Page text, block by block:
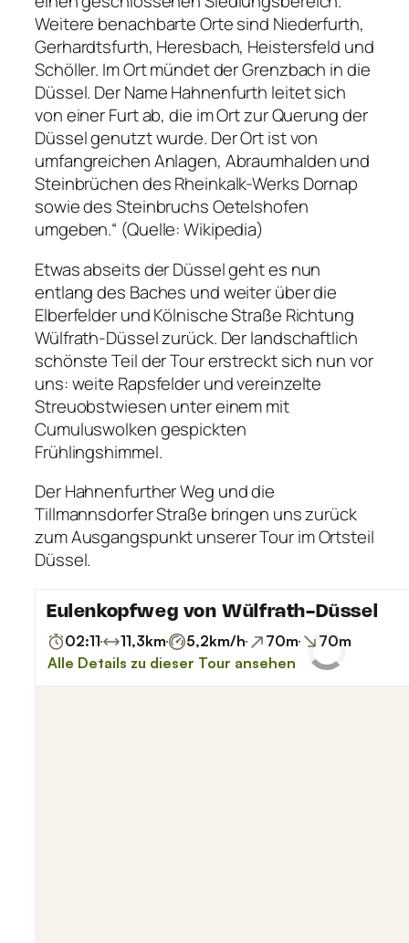
Weitere benachbarte Orte sind Niederfurth,
Gerhardtsfurth, Heresbach, Heistersfeld und
Schöller. Im Ort mündet der Grenzbach in die
Düssel. Der Name Hahnenfurth leitet sich
von einer Furt ab, die im Ort zur Querung der
Düssel genutzt wurde. Der Ort ist von
umfangreichen Anlagen, Abraumhalden und
Steinbrüchen des Rheinkalk-Werks Dornap
sowie des Steinbruchs Oetelshofen
umgeben.“ (Quelle: Wikipedia)
Etwas abseits der Düssel geht es nun
entlang des Baches und weiter über die
Elberfelder und Kölnische Straße Richtung
Wülfrath-Düssel zurück. Der landschaftlich
schönste Teil der Tour erstreckt sich nun vor
uns: weite Rapsfelder und vereinzelte
Streuobstwiesen unter einem mit
Cumuluswolken gespickten
Frühlingshimmel.
Der Hahnenfurther Weg und die
Tillmannsdorfer Straße bringen uns zurück
zum Ausgangspunkt unserer Tour im Ortsteil
Düssel.